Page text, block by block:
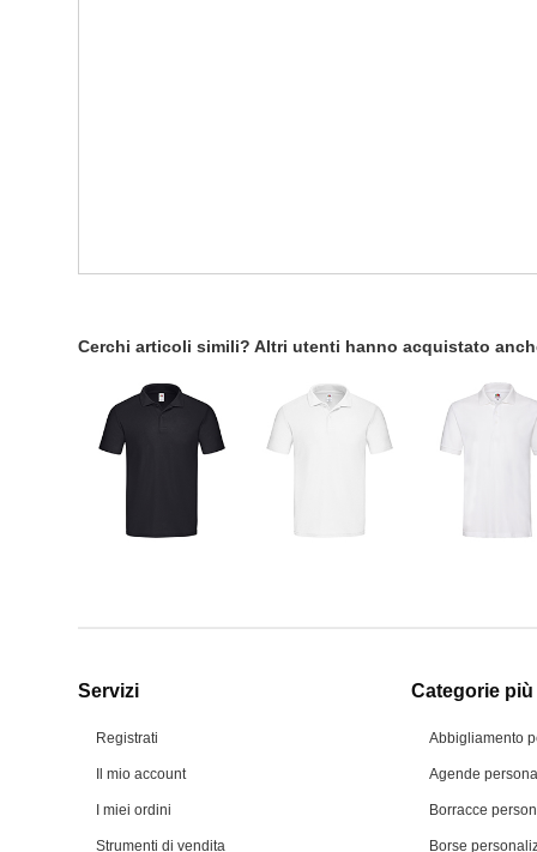
Cerchi articoli simili? Altri utenti hanno acquistato
Servizi
Registrati
Il mio account
I miei ordini
Strumenti di vendita
Categorie
Abbigliamento
Agende
Borracce
Borse